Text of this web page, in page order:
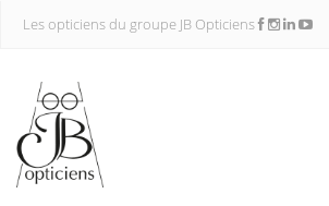
Les opticiens du groupe JB Opticiens